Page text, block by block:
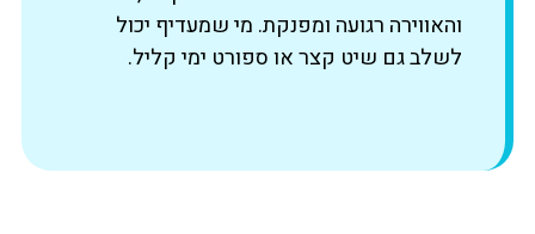
והאווירה רגועה ומפנקת. מי שמעדיף יכול
לשלב גם שיט קצר או ספורט ימי קליל.